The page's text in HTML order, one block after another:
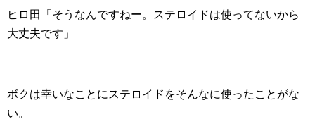
ヒロ田「そうなんですねー。ステロイドは使ってないから
大丈夫です」
ボクは幸いなことにステロイドをそんなに使ったことがな
い。